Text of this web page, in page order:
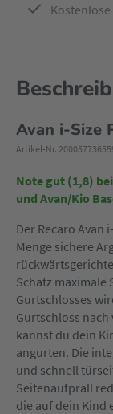
Avan i-Size
Artikel-Nr.
Note gut (1,8)
und Avan/Kio
Der Recaro Avan
Menge sichere
Schatz maximale
Gurtschlosses
Gurtschloss
kannst du dein
angurten. Die
und schnell
Seitenaufprall
die auf dein Kind